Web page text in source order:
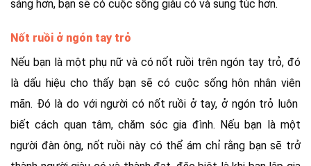
sáng hơn, bạn sẽ có cuộc sống giàu có và sung túc hơn.
Nốt ruồi ở ngón tay trỏ
Nếu bạn là một phụ nữ và có nốt ruồi trên ngón tay trỏ, đó
là dấu hiệu cho thấy bạn sẽ có cuộc sống hôn nhân viên
mãn. Đó là do với người có nốt ruồi ở tay, ở ngón trỏ luôn
biết cách quan tâm, chăm sóc gia đình. Nếu bạn là một
người đàn ông, nốt ruồi này có thể ám chỉ rằng bạn sẽ trở